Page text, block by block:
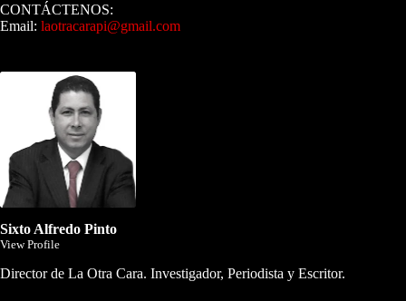
CONTÁCTENOS:
Email: laotracarapi@gmail.com
Sixto Alfredo Pinto
View Profile
Director de La Otra Cara. Investigador, Periodista y Escritor.